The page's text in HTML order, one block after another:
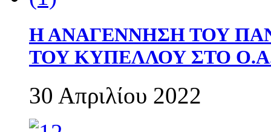
Η ΑΝΑΓΕΝΝΗΣΗ ΤΟΥ
ΤΟΥ ΚΥΠΕΛΛΟΥ ΣΤΟ
30 Απριλίου 2022